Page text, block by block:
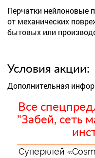
Перчатки нейлоновые
от механических
бытовых или
Условия акции:
Дополнительная
Все
"Забей, сеть
Суперклей